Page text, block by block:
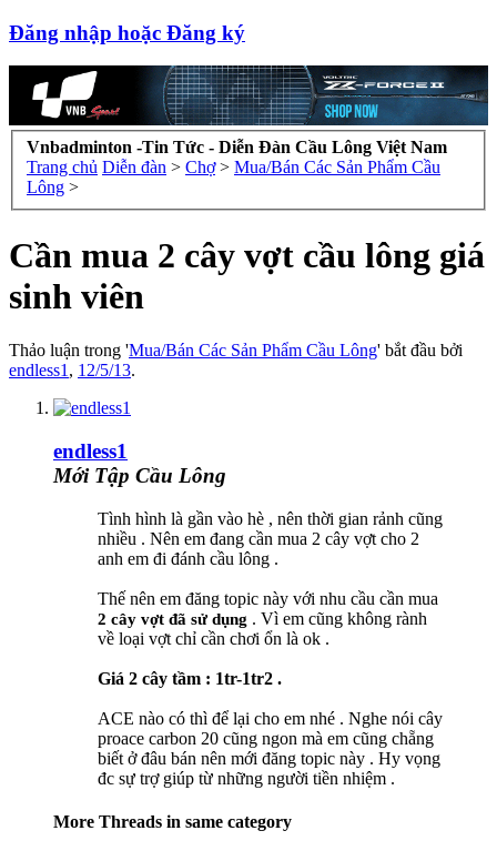
Đăng nhập hoặc Đăng ký
Vnbadminton -Tin Tức - Diễn Đàn Cầu Lông Việt Nam
Trang chủ Diễn đàn > Chợ > Mua/Bán Các Sản Phẩm Cầu
Lông >
Cần mua 2 cây vợt cầu lông giá
sinh viên
Thảo luận trong 'Mua/Bán Các Sản Phẩm Cầu Lông' bắt đầu bởi
endless1 , 12/5/13.
endless1
Mới Tập Cầu Lông
Tình hình là gần vào hè , nên thời gian rảnh cũng
nhiều . Nên em đang cần mua 2 cây vợt cho 2
anh em đi đánh cầu lông .
Thế nên em đăng topic này với nhu cầu cần mua
2 cây vợt đã sử dụng . Vì em cũng không rành
về loại vợt chỉ cần chơi ổn là ok .
Giá 2 cây tầm : 1tr-1tr2 .
ACE nào có thì để lại cho em nhé . Nghe nói cây
proace carbon 20 cũng ngon mà em cũng chẵng
biết ở đâu bán nên mới đăng topic này . Hy vọng
đc sự trợ giúp từ những người tiền nhiệm .
More Threads in same category